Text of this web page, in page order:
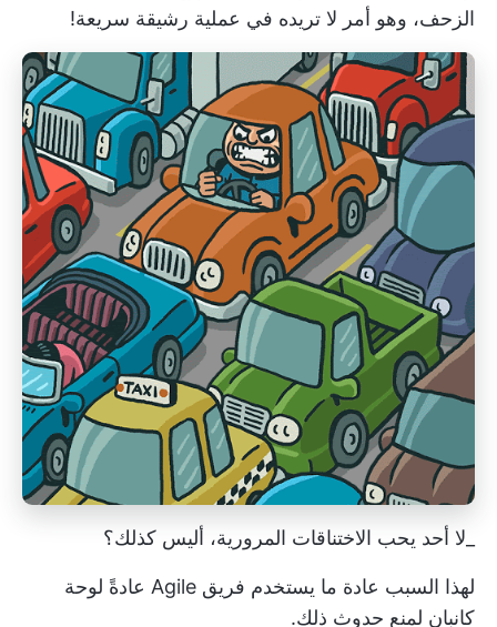
الزحف، وهو أمر لا تريده في عملية رشيقة سريعة!
_لا أحد يحب الاختناقات المرورية، أليس كذلك؟
لهذا السبب عادة ما يستخدم فريق Agile عادةً
لوحة
كانبان لمنع حدوث ذلك.